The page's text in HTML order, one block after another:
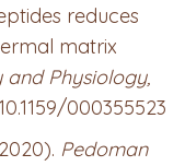
reduces
matrix
Physiology,
000355523
Pedoman